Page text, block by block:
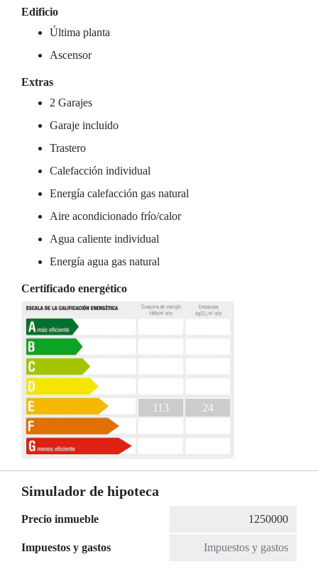
Edificio
Última planta
Ascensor
Extras
2 Garajes
Garaje incluido
Trastero
Calefacción individual
Energía calefacción gas natural
Aire acondicionado frío/calor
Agua caliente individual
Energía agua gas natural
Certificado energético
113 24
Simulador de hipoteca
Precio inmueble
Impuestos y gastos